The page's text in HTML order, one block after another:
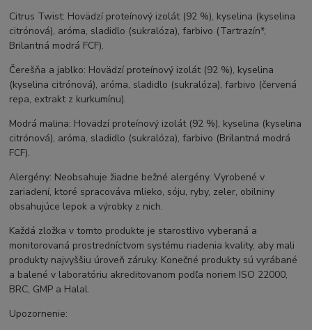
Citrus Twist: Hovädzí proteínový izolát (92 %), kyselina (kyselina
citrónová), aróma, sladidlo (sukralóza), farbivo (Tartrazín*,
Brilantná modrá FCF).
Čerešňa a jablko: Hovädzí proteínový izolát (92 %), kyselina
(kyselina citrónová), aróma, sladidlo (sukralóza), farbivo (červená
repa, extrakt z kurkumínu).
Modrá malina: Hovädzí proteínový izolát (92 %), kyselina (kyselina
citrónová), aróma, sladidlo (sukralóza), farbivo (Brilantná modrá
FCF).
Alergény: Neobsahuje žiadne bežné alergény. Vyrobené v
zariadení, ktoré spracováva mlieko, sóju, ryby, zeler, obilniny
obsahujúce lepok a výrobky z nich.
Každá zložka v tomto produkte je starostlivo vyberaná a
monitorovaná prostredníctvom systému riadenia kvality, aby mali
produkty najvyššiu úroveň záruky. Konečné produkty sú vyrábané
a balené v laboratóriu akreditovanom podľa noriem ISO 22000,
BRC, GMP a Halal.
Upozornenie: